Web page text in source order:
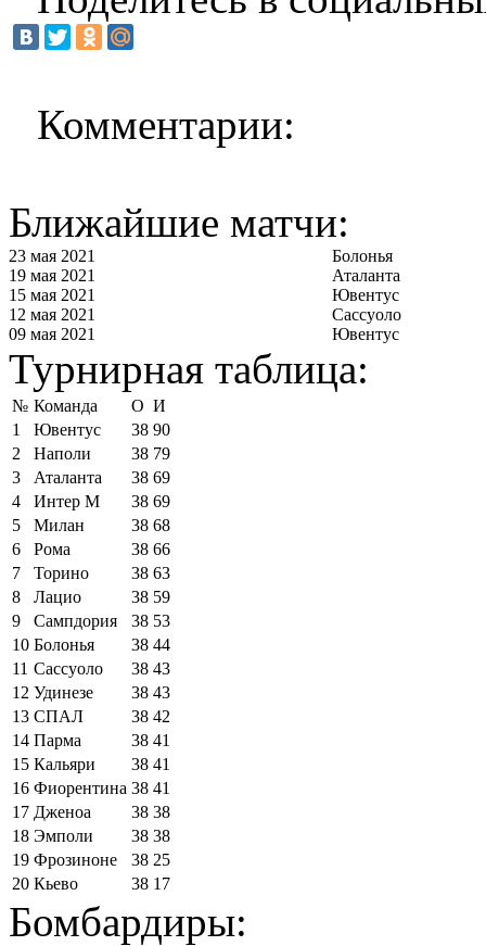
Комментарии:
Ближайшие матчи:
23 мая 2021
Болонья
19 мая 2021
Аталанта
15 мая 2021
Ювентус
12 мая 2021
Сассуоло
09 мая 2021
Ювентус
Турнирная таблица:
№ Команда О И
1
Ювентус 38 90
2
Наполи 38 79
3
Аталанта 38 69
4
Интер М 38 69
5
Милан 38 68
6
Рома 38 66
7
Торино 38 63
8
Лацио 38 59
9
Сампдория 38 53
10 Болонья 38 44
11 Сассуоло 38 43
12 Удинезе 38 43
13 СПАЛ 38 42
14 Парма 38 41
15 Кальяри 38 41
16 Фиорентина 38 41
17 Дженоа 38 38
18 Эмполи 38 38
19 Фрозиноне 38 25
20 Кьево 38 17
Бомбардиры: